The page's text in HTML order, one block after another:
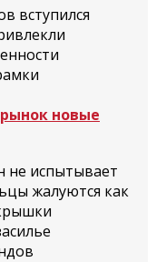
вступился
новые
не испытывает
жалуются как